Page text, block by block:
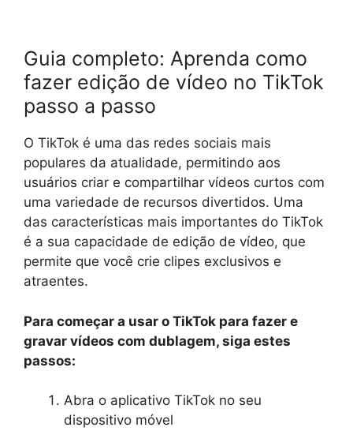
Guia completo: Aprenda como
fazer edição de vídeo no TikTok
passo a passo
O TikTok é uma das redes sociais mais
populares da atualidade, permitindo aos
usuários criar e compartilhar vídeos curtos com
uma variedade de recursos divertidos. Uma
das características mais importantes do TikTok
é a sua capacidade de edição de vídeo, que
permite que você crie clipes exclusivos e
atraentes.
Para começar a usar o TikTok para fazer e
gravar vídeos com dublagem, siga estes
passos:
Abra o aplicativo TikTok no seu
dispositivo móvel